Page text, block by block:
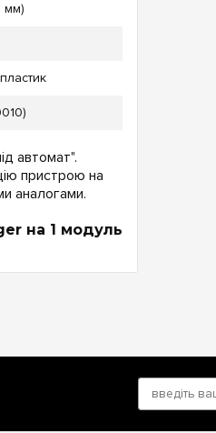
мм)
автомат".
пристрою на
аналогами.
на 1 модуль